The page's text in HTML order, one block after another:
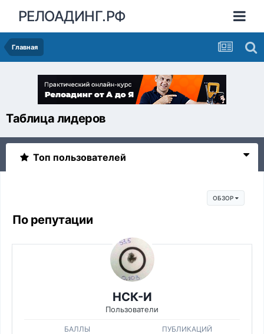
РЕЛОАДИНГ.РФ
Главная
Таблица лидеров
Топ пользователей
ОБЗОР
По репутации
НСК-И
Пользователи
БАЛЛЫ ПУБЛИКАЦИЙ